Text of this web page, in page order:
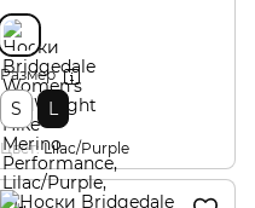
Размер
S L
Цвет Lilac/Purple